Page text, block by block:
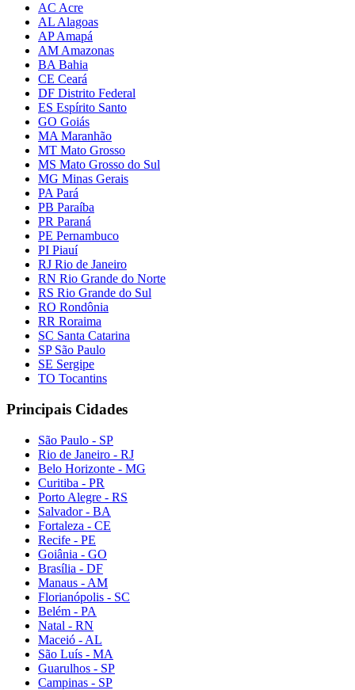
AC Acre
AL Alagoas
AP Amapá
AM Amazonas
BA Bahia
CE Ceará
DF Distrito Federal
ES Espírito Santo
GO Goiás
MA Maranhão
MT Mato Grosso
MS Mato Grosso do Sul
MG Minas Gerais
PA Pará
PB Paraíba
PR Paraná
PE Pernambuco
PI Piauí
RJ Rio de Janeiro
RN Rio Grande do Norte
RS Rio Grande do Sul
RO Rondônia
RR Roraima
SC Santa Catarina
SP São Paulo
SE Sergipe
TO Tocantins
Principais Cidades
São Paulo - SP
Rio de Janeiro - RJ
Belo Horizonte - MG
Curitiba - PR
Porto Alegre - RS
Salvador - BA
Fortaleza - CE
Recife - PE
Goiânia - GO
Brasília - DF
Manaus - AM
Florianópolis - SC
Belém - PA
Natal - RN
Maceió - AL
São Luís - MA
Guarulhos - SP
Campinas - SP